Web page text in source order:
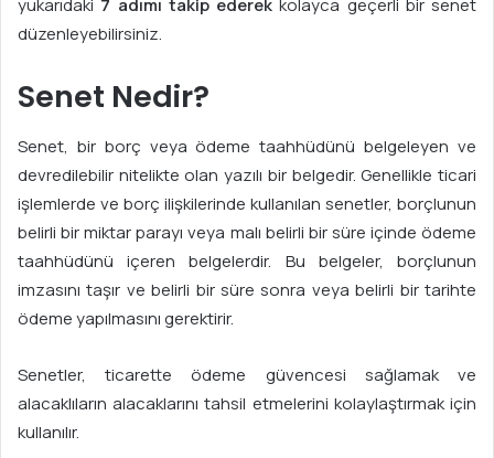
yukarıdaki 7 adımı takip ederek kolayca geçerli bir senet
düzenleyebilirsiniz.
Senet Nedir?
Senet, bir borç veya ödeme taahhüdünü belgeleyen ve
devredilebilir nitelikte olan yazılı bir belgedir. Genellikle ticari
işlemlerde ve borç ilişkilerinde kullanılan senetler, borçlunun
belirli bir miktar parayı veya malı belirli bir süre içinde ödeme
taahhüdünü içeren belgelerdir. Bu belgeler, borçlunun
imzasını taşır ve belirli bir süre sonra veya belirli bir tarihte
ödeme yapılmasını gerektirir.
Senetler, ticarette ödeme güvencesi sağlamak ve
alacaklıların alacaklarını tahsil etmelerini kolaylaştırmak için
kullanılır.